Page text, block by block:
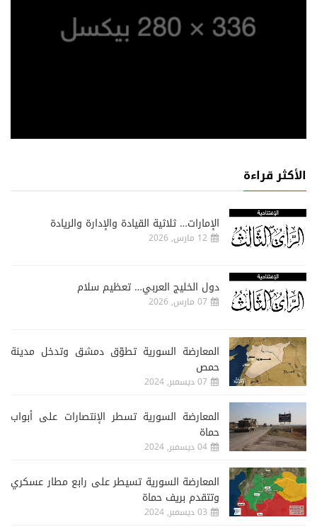
الأكثر قراءة
الإمارات… ثلاثية القيادة والإدارة والريادة
12 مارس, 2026
دول الخليج العربي… تعظيم سلام
07 مارس, 2026
المعارضة السورية تطوّق دمشق وتدخل مدينة
حمص
07 ديسمبر, 2024
المعارضة السورية تسطر الإنتصارات على أبواب
حماة
04 ديسمبر, 2024
المعارضة السورية تسيطر على رابع مطار عسكري
وتتقدم بريف حماة
03 ديسمبر, 2024